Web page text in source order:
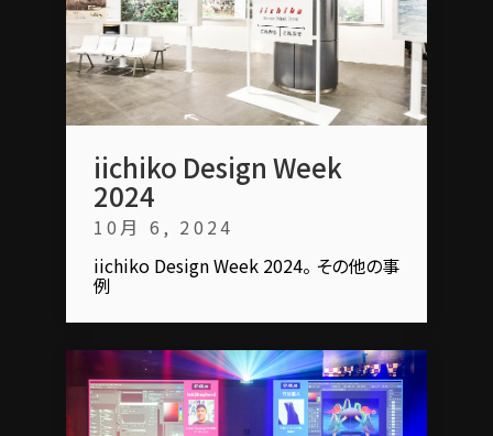
iichiko Design Week
2024
10月 6, 2024
iichiko Design Week 2024。 その他の事
例